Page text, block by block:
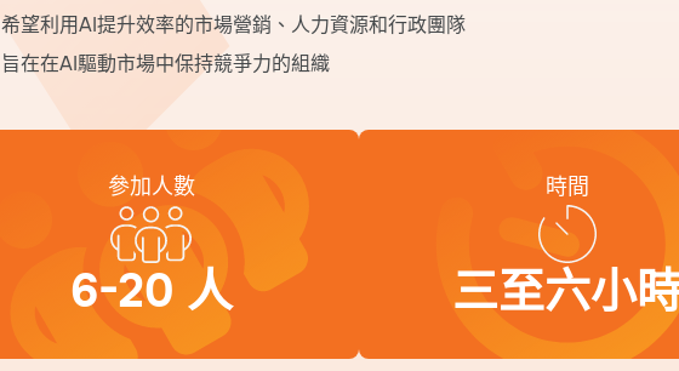
希望利用AI提升效率的市場營銷、人力資源和行政團隊
旨在在AI驅動市場中保持競爭力的組織
參加人數
6-20 人
時間
三至六小